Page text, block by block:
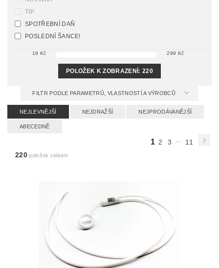
TIP
SPOTŘEBNÍ DAŇ
POSLEDNÍ ŠANCE!
19 Kč 299 Kč
POLOŽEK K ZOBRAZENÍ: 220
FILTR PODLE PARAMETRŮ, VLASTNOSTÍ A VÝROBCŮ
NEJLEVNĚJŠÍ NEJDRAŽŠÍ NEJPRODÁVANĚJŠÍ
ABECEDNĚ
1 2 3 ...
11
220položek celkem